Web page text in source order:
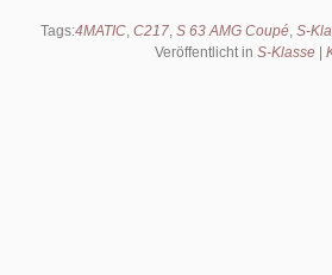
Tags:4MATIC, C217, S 63 AMG Coupé, S-
Veröffentlicht in S-Klasse|